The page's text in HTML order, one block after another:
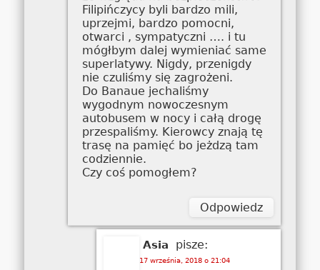
Filipińczycy byli bardzo mili,
uprzejmi, bardzo pomocni,
otwarci , sympatyczni …. i tu
mógłbym dalej wymieniać same
superlatywy. Nigdy, przenigdy
nie czuliśmy się zagrożeni.
Do Banaue jechaliśmy
wygodnym nowoczesnym
autobusem w nocy i całą drogę
przespaliśmy. Kierowcy znają tę
trasę na pamięć bo jeżdzą tam
codziennie.
Czy coś pomogłem?
Odpowiedz
Asia pisze:
17 września, 2018 o 21:04